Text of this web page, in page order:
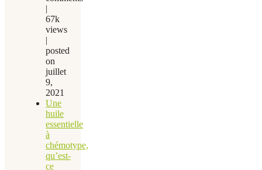
|
67k
views
|
posted
on
juillet
9,
2021
Une
huile
essentielle
à
chémotype,
qu’est-
ce